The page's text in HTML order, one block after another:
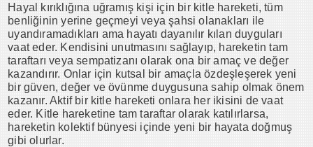
Hayal kırıklığına uğramış kişi için bir kitle hareketi, tüm
benliğinin yerine geçmeyi veya şahsi olanakları ile
uyandıramadıkları ama hayatı dayanılır kılan duyguları
vaat eder. Kendisini unutmasını sağlayıp, hareketin tam
taraftarı veya sempatizanı olarak ona bir amaç ve değer
kazandırır. Onlar için kutsal bir amaçla özdeşleşerek yeni
bir güven, değer ve övünme duygusuna sahip olmak önem
kazanır. Aktif bir kitle hareketi onlara her ikisini de vaat
eder. Kitle hareketine tam taraftar olarak katılırlarsa,
hareketin kolektif bünyesi içinde yeni bir hayata doğmuş
gibi olurlar.